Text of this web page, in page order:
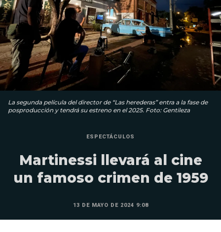
La segunda película del director de “Las herederas” entra a la fase de
posproducción y tendrá su estreno en el 2025. Foto: Gentileza
ESPECTÁCULOS
Martinessi llevará al cine
un famoso crimen de 1959
13 DE MAYO DE 2024 9:08